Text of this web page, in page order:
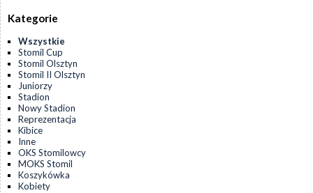
Kategorie
Wszystkie
Stomil Cup
Stomil Olsztyn
Stomil II Olsztyn
Juniorzy
Stadion
Nowy Stadion
Reprezentacja
Kibice
Inne
OKS Stomilowcy
MOKS Stomil
Koszykówka
Kobiety